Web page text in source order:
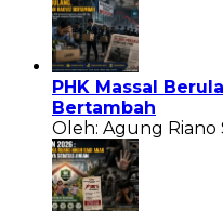
PHK Massal
Bertambah
Oleh: Agung Riano